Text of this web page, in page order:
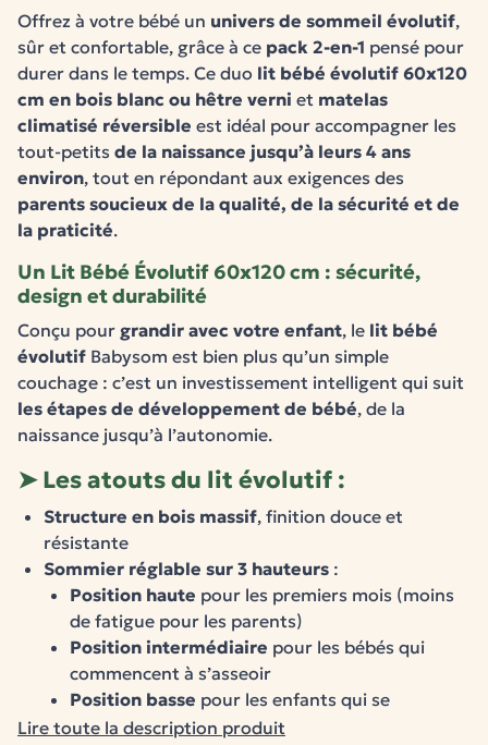
Offrez à votre bébé un univers de sommeil évolutif,
sûr et confortable, grâce à ce pack 2-en-1 pensé pour
durer dans le temps. Ce duo lit bébé évolutif 60x120
cm en bois blanc ou hêtre verni et matelas
climatisé réversible est idéal pour accompagner les
tout-petits de la naissance jusqu’à leurs 4 ans
environ, tout en répondant aux exigences des
parents soucieux de la qualité, de la sécurité et de
la praticité.
Un Lit Bébé Évolutif 60x120 cm : sécurité,
design et durabilité
Conçu pour grandir avec votre enfant, le lit bébé
évolutif Babysom est bien plus qu’un simple
couchage : c’est un investissement intelligent qui suit
les étapes de développement de bébé, de la
naissance jusqu’à l’autonomie.
➤ Les atouts du lit évolutif :
Structure en bois massif, finition douce et
résistante
Sommier réglable sur 3 hauteurs :
Position haute pour les premiers mois (moins
de fatigue pour les parents)
Position intermédiaire pour les bébés qui
commencent à s’asseoir
Position basse pour les enfants qui se
redressent ou tentent de se lever
Lire toute la description produit